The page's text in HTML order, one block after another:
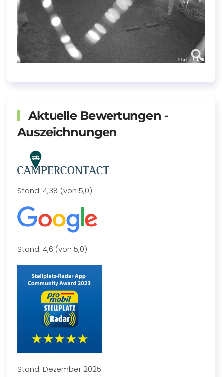
Aktuelle Bewertungen -
Auszeichnungen
Stand: 4,38 (von 5,0)
Stand: 4,6 (von 5,0)
Stand: Dezember 2025